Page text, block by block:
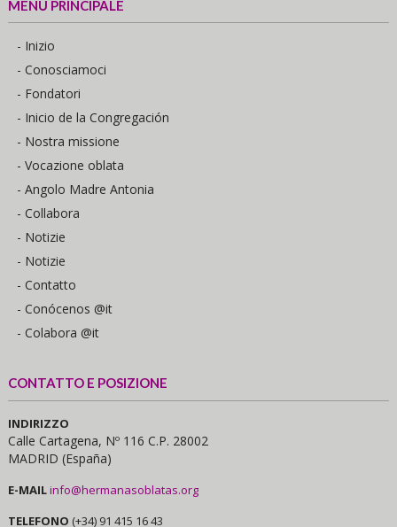
MENÙ PRINCIPALE
- Inizio
- Conosciamoci
- Fondatori
- Inicio de la Congregación
- Nostra missione
- Vocazione oblata
- Angolo Madre Antonia
- Collabora
- Notizie
- Notizie
- Contatto
- Conócenos @it
- Colabora @it
CONTATTO E POSIZIONE
INDIRIZZO
Calle Cartagena, Nº 116 C.P. 28002
MADRID (España)
E-MAILinfo@hermanasoblatas.org
TELEFONO (+34) 91 415 16 43